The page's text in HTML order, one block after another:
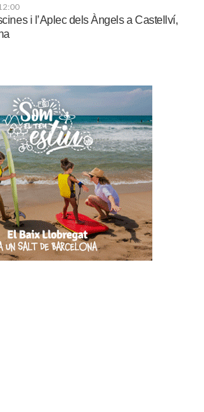
i l’Aplec dels Àngels a Castellví,